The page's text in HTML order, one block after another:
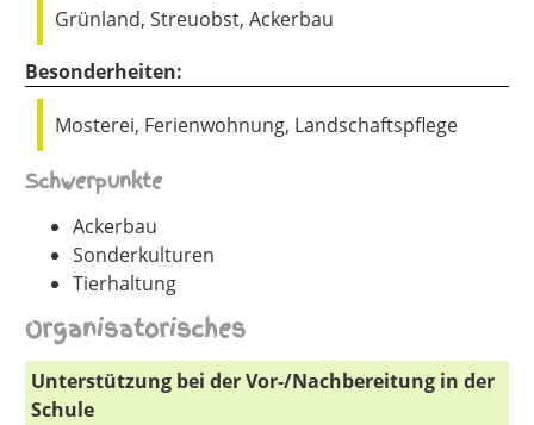
Grünland, Streuobst, Ackerbau
Besonderheiten:
Mosterei, Ferienwohnung, Landschaftspflege
Schwerpunkte
Ackerbau
Sonderkulturen
Tierhaltung
Organisatorisches
Unterstützung bei der Vor-/Nachbereitung in der
Schule